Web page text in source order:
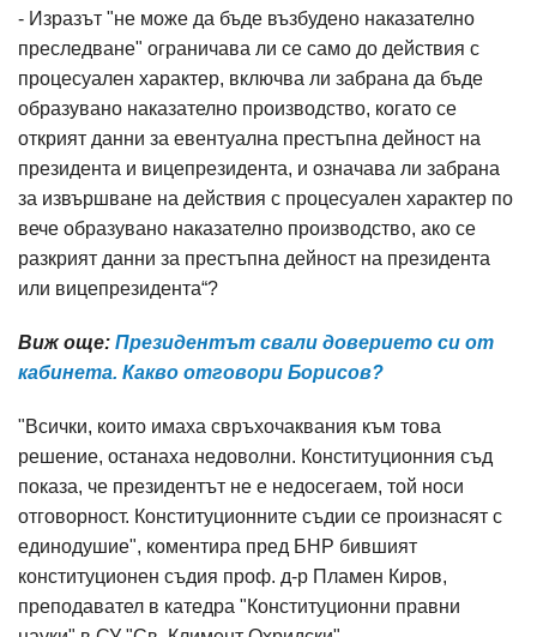
- Изразът "не може да бъде възбудено наказателно
преследване" ограничава ли се само до действия с
процесуален характер, включва ли забрана да бъде
образувано наказателно производство, когато се
открият данни за евентуална престъпна дейност на
президента и вицепрезидента, и означава ли забрана
за извършване на действия с процесуален характер по
вече образувано наказателно производство, ако се
разкрият данни за престъпна дейност на президента
или вицепрезидента“?
Виж още: Президентът свали доверието си от
кабинета. Какво отговори Борисов?
"Всички, които имаха свръхочаквания към това
решение, останаха недоволни. Конституционния съд
показа, че президентът не е недосегаем, той носи
отговорност. Конституционните съдии се произнасят с
единодушие", коментира пред БНР бившият
конституционен съдия проф. д-р Пламен Киров,
преподавател в катедра "Конституционни правни